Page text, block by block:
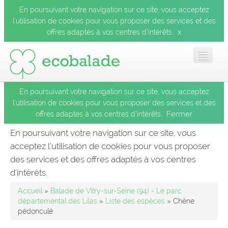
En poursuivant votre navigation sur ce site, vous acceptez
l’utilisation de cookies pour vous proposer des services et des
offres adaptés à vos centres d’intérêts.
x
Accueil
Les balades
Les espèces
En poursuivant votre navigation sur ce site, vous acceptez
l’utilisation de cookies pour vous proposer des services et des
offres adaptés à vos centres d’intérêts.
Fermer
En poursuivant votre navigation sur ce site, vous
acceptez l’utilisation de cookies pour vous proposer
des services et des offres adaptés à vos centres
d’intérêts.
Accueil » Balade de Vitry-sur-Seine (94) - Le parc
départemental des Lilas » Liste des espèces » Chêne
pédonculé